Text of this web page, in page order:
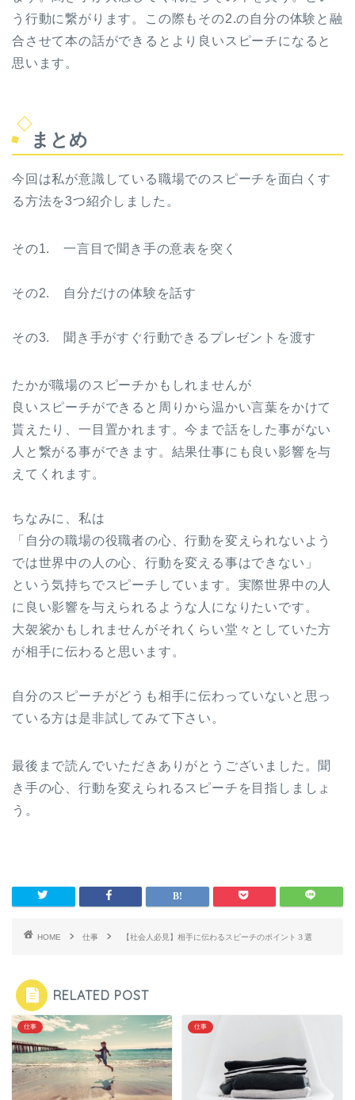
う行動に繋がります。この際もその2.の自分の体験と融
合させて本の話ができるとより良いスピーチになると
思います。
まとめ
今回は私が意識している職場でのスピーチを面白くす
る方法を3つ紹介しました。
その1. 一言目で聞き手の意表を突く
その2. 自分だけの体験を話す
その3. 聞き手がすぐ行動できるプレゼントを渡す
たかが職場のスピーチかもしれませんが
良いスピーチができると周りから温かい言葉をかけて
貰えたり、一目置かれます。今まで話をした事がない
人と繋がる事ができます。結果仕事にも良い影響を与
えてくれます。
ちなみに、私は
「自分の職場の役職者の心、行動を変えられないよう
では世界中の人の心、行動を変える事はできない」
という気持ちでスピーチしています。実際世界中の人
に良い影響を与えられるような人になりたいです。
大袈裟かもしれませんがそれくらい堂々としていた方
が相手に伝わると思います。
自分のスピーチがどうも相手に伝わっていないと思っ
ている方は是非試してみて下さい。
最後まで読んでいただきありがとうございました。聞
き手の心、行動を変えられるスピーチを目指しましょ
う。
HOME 仕事 【社会人必見】相手に伝わるスピーチのポイント３選
RELATED POST
仕事 仕事